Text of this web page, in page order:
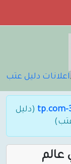
3-
(دليل
عالم